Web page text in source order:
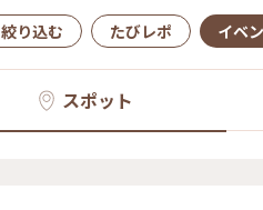
絞り込む たびレポ イベ
スポット